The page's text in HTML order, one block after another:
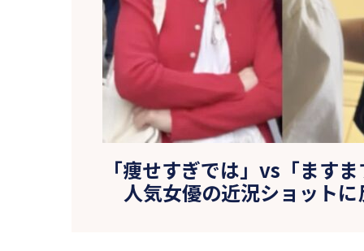
「痩せすぎでは」vs「ます
人気女優の近況ショット